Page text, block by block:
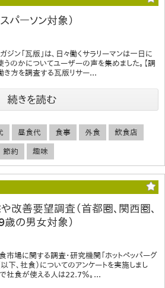
パーソン対象）
ン「瓦版」は、日々働くサラリーマンは一日に
のかについてユーザーの声を集めました。【調
き方を調査する瓦版リサー...
続きを読む
昼食代 食事 外食 飲食店
節約 趣味
改善要望調査（首都圏、関西圏、
の男女対象）
市場に関する調査・研究機関「ホットペッパーグ
下、社食）についてのアンケートを実施しまし
社食が使える人は22.7％。...